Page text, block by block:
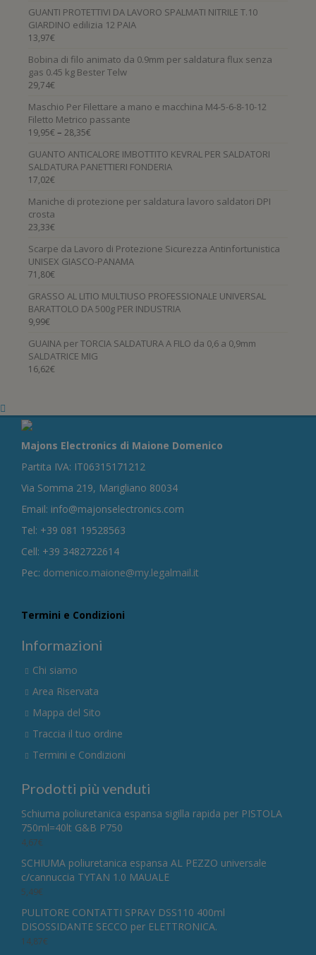
GUANTI PROTETTIVI DA LAVORO SPALMATI NITRILE T.10
GIARDINO edilizia 12 PAIA
13,97€
Bobina di filo animato da 0.9mm per saldatura flux senza
gas 0.45 kg Bester Telw
29,74€
Maschio Per Filettare a mano e macchina M4-5-6-8-10-12
Filetto Metrico passante
19,95€ – 28,35€
GUANTO ANTICALORE IMBOTTITO KEVRAL PER SALDATORI
SALDATURA PANETTIERI FONDERIA
17,02€
Maniche di protezione per saldatura lavoro saldatori DPI
crosta
23,33€
Scarpe da Lavoro di Protezione Sicurezza Antinfortunistica
UNISEX GIASCO-PANAMA
71,80€
GRASSO AL LITIO MULTIUSO PROFESSIONALE UNIVERSAL
BARATTOLO DA 500g PER INDUSTRIA
9,99€
GUAINA per TORCIA SALDATURA A FILO da 0,6 a 0,9mm
SALDATRICE MIG
16,62€
Majons Electronics di Maione Domenico
Partita IVA: IT06315171212
Via Somma 219, Marigliano 80034
Email: info@majonselectronics.com
Tel: +39 081 19528563
Cell: +39 3482722614
Pec: domenico.maione@my.legalmail.it
Termini e Condizioni
Informazioni
Chi siamo
Area Riservata
Mappa del Sito
Traccia il tuo ordine
Termini e Condizioni
Prodotti più venduti
Schiuma poliuretanica espansa sigilla rapida per PISTOLA
750ml=40lt G&B P750
4,67€
SCHIUMA poliuretanica espansa AL PEZZO universale
c/cannuccia TYTAN 1.0 MAUALE
5,49€
PULITORE CONTATTI SPRAY DSS110 400ml
DISOSSIDANTE SECCO per ELETTRONICA.
14,87€